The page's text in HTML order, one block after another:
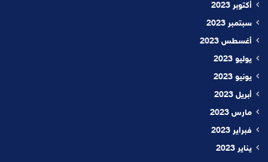
أكتوبر 2023
سبتمبر 2023
أغسطس 2023
يوليو 2023
يونيو 2023
أبريل 2023
مارس 2023
فبراير 2023
يناير 2023